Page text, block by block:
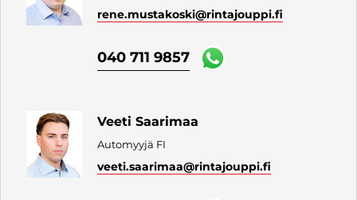
rene.mustakoski@rintajouppi.fi
040 711 9857
Veeti Saarimaa
Automyyjä FI
veeti.saarimaa@rintajouppi.fi